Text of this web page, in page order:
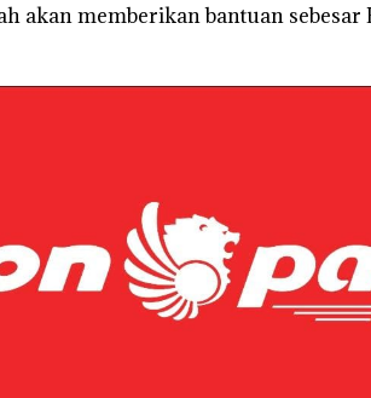
akan memberikan bantuan sebesar